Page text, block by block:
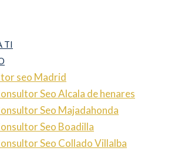
TI
seo Madrid
Seo Alcala de henares
Seo Majadahonda
Seo Boadilla
Seo Collado Villalba